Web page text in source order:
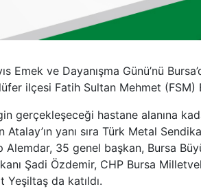
Emek ve Dayanışma Günü’nü
ilçesi Fatih Sultan Mehmet (FSM)
gerçekleşeceği hastane alanına
Atalay’ın yanı sıra Türk Metal
Alemdar, 35 genel başkan, Bursa
Şadi Özdemir, CHP Bursa
Yeşiltaş da katıldı.